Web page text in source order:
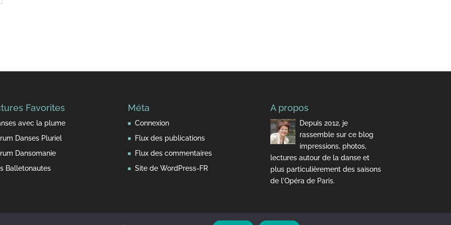
Favorites
avec la plume
Danses Pluriel
Dansomanie
Balletonautes
Méta
Connexion
Flux des publications
Flux des commentaires
Site de WordPress-FR
A propos
Depuis 2012, je
rassemble sur ce blog
impressions, photos,
lectures autour de la danse et
plus particulièrement des saisons
de l'Opéra de Paris.